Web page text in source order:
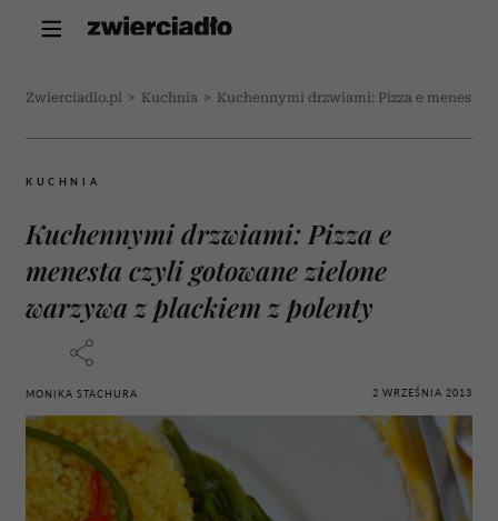
Zwierciadlo.pl > Kuchnia > Kuchennymi drzwiami: Pizza e menesta
KUCHNIA
Kuchennymi drzwiami: Pizza e
menesta czyli gotowane zielone
warzywa z plackiem z polenty
MONIKA STACHURA 2 WRZEŚNIA 2013